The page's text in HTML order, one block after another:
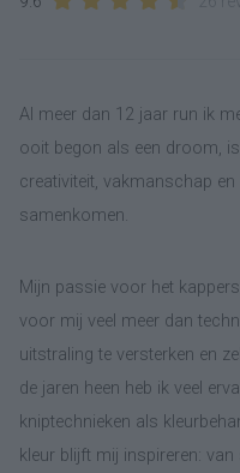
Al meer dan 12 jaar run ik
ooit begon als een droom,
creativiteit, vakmanschap
samenkomen.
Mijn passie voor het
voor mij veel meer dan
uitstraling te versterken en
de jaren heen heb ik veel
kniptechnieken als
kleur blijft mij inspireren: